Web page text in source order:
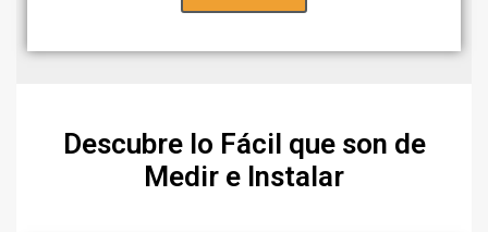
Descubre lo Fácil que son de
Medir e Instalar